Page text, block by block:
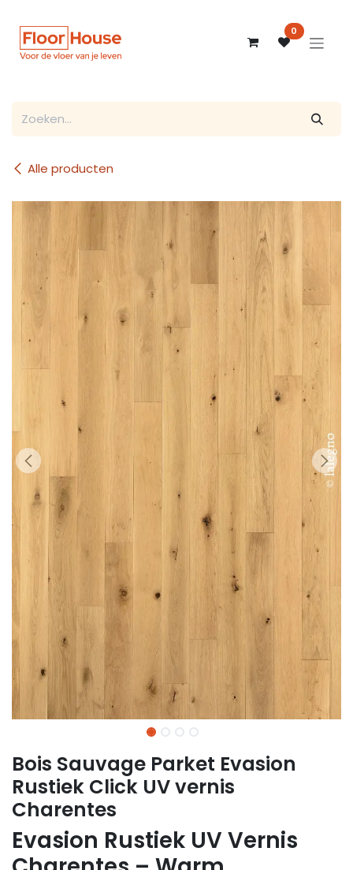
0
Alle producten
Bois Sauvage Parket Evasion
Rustiek Click UV vernis
Charentes
Evasion Rustiek UV Vernis